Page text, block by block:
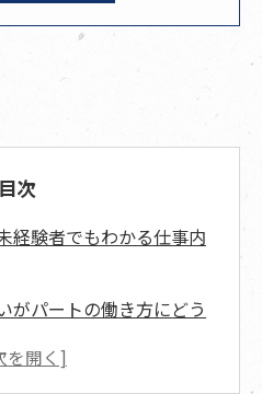
目次
経験者でもわかる仕事内
がパートの働き方にどう